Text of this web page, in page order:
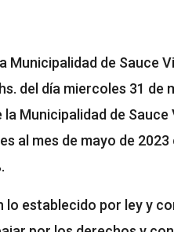
Municipalidad de Sauce
del día miercoles 31 de
Municipalidad de
al mes de mayo de
lo establecido por ley y